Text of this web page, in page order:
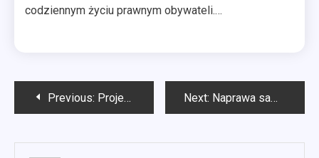
codziennym życiu prawnym obywateli.…
Nawigacja
Previous: Projektowanie stron Kielce Next: Naprawa samochodów Szczecin